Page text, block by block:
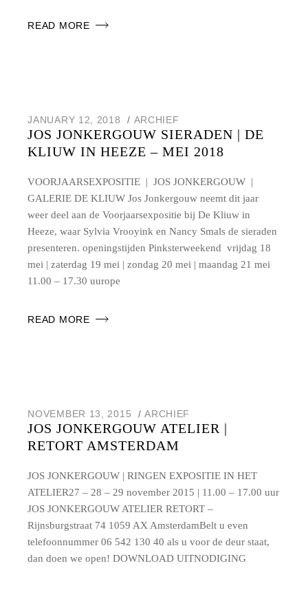
READ MORE
JANUARY 12, 2018 ARCHIEF
JOS JONKERGOUW SIERADEN | DE
KLIUW IN HEEZE – MEI 2018
VOORJAARSEXPOSITIE | JOS JONKERGOUW |
GALERIE DE KLIUW Jos Jonkergouw neemt dit jaar
weer deel aan de Voorjaarsexpositie bij De Kliuw in
Heeze, waar Sylvia Vrooyink en Nancy Smals de sieraden
presenteren. openingstijden Pinksterweekend vrijdag 18
mei | zaterdag 19 mei | zondag 20 mei | maandag 21 mei
11.00 – 17.30 uurope
READ MORE
NOVEMBER 13, 2015 ARCHIEF
JOS JONKERGOUW ATELIER |
RETORT AMSTERDAM
JOS JONKERGOUW | RINGEN EXPOSITIE IN HET
ATELIER27 – 28 – 29 november 2015 | 11.00 – 17.00 uur
JOS JONKERGOUW ATELIER RETORT –
Rijnsburgstraat 74 1059 AX AmsterdamBelt u even
telefoonnummer 06 542 130 40 als u voor de deur staat,
dan doen we open! DOWNLOAD UITNODIGING